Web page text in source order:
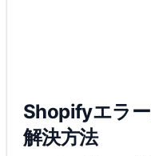
Shopifyエラ
解決方法